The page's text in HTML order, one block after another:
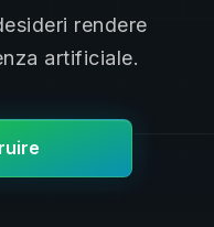
rendere
artificiale.